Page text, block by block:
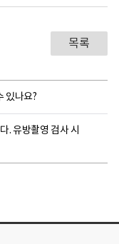
목록
있나요?
. 유방촬영 검사 시